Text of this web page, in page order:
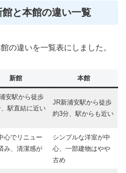
と本館の違い一覧
の違いを一覧表にしました。
新館 本館
安駅から徒歩
駅直結に近い
JR新浦安駅から徒歩
約3分、駅からも近い
心でリニュー
み、清潔感が
シンプルな洋室が中
心、一部建物はやや
古め